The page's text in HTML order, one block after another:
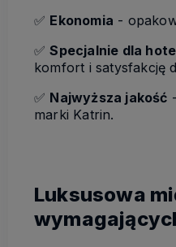
✅ Ekonomia -
✅ Specjalnie dla
komfort i satysfakcję
✅ Najwyższa jakość
marki Katrin.
Luksusowa